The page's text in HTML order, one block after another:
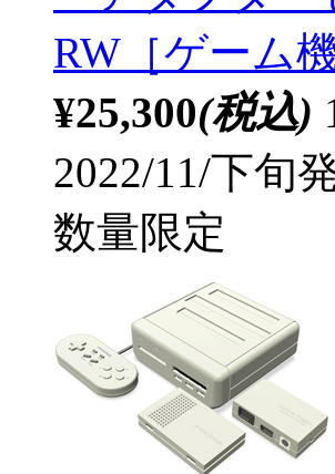
RW［ゲーム
¥25,300(税込)
2022/11/下旬
数量限定